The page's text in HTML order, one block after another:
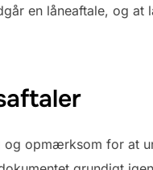
en låneaftale, og at
og opmærksom for at